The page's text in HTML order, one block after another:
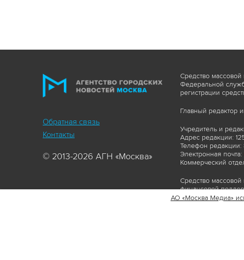
Обратная связь
Контакты
© 2013-2026 АГН «Москва»
Средство массовой
Федеральной
регистрации
Главный редактор
Учредитель и
Адрес редакции:
Телефон
Электронная почта:
Коммерческий
Средство
финансовой
Сайт https://
АО «Москва Медиа»